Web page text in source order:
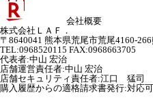
会社概要
株式会社ＬＡＦ．
〒8640041 熊本県荒尾市荒尾4160-
TEL:0968520115 FAX:0968663705
代表者:中山 宏治
店舗運営責任者:中山 宏治
店舗セキュリティ責任者:江口 猛司
購入履歴からの適格請求書発行:対応